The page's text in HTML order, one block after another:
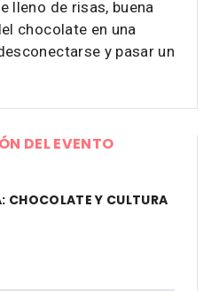
lleno de risas, buena
chocolate en una
y pasar un
DEL EVENTO
CHOCOLATE Y CULTURA